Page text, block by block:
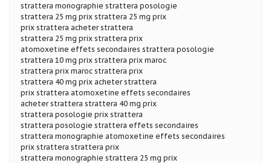
strattera monographie strattera posologie
strattera 25 mg prix strattera 25 mg prix
prix strattera acheter strattera
strattera 25 mg prix strattera prix
atomoxetine effets secondaires strattera posologie
strattera 10 mg prix strattera prix maroc
strattera prix maroc strattera prix
strattera 40 mg prix acheter strattera
prix strattera atomoxetine effets secondaires
acheter strattera strattera 40 mg prix
strattera posologie prix strattera
strattera posologie strattera effets secondaires
strattera monographie atomoxetine effets secondaires
prix strattera strattera prix
strattera monographie strattera 25 mg prix